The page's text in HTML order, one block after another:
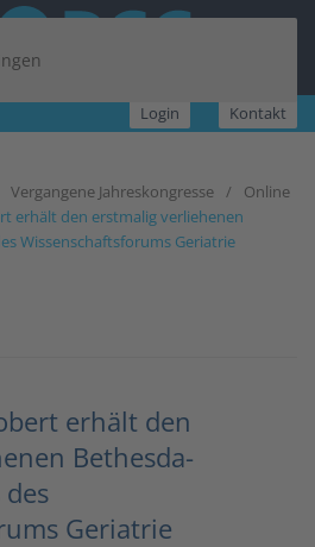
Login Kontakt
Vergangene Jahreskongresse
Online
erhält den erstmalig verliehenen
Wissenschaftsforums Geriatrie
erhält den
Bethesda-
Geriatrie